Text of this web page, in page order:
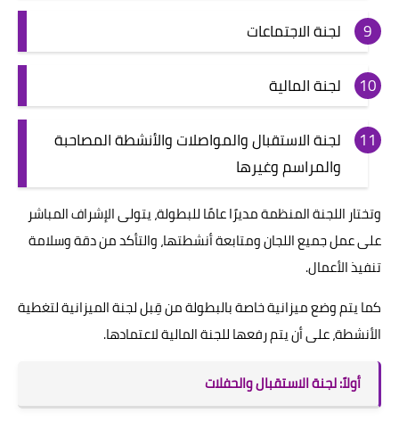
لجنة الاجتماعات
لجنة المالية
لجنة الاستقبال والمواصلات والأنشطة المصاحبة
والمراسم وغيرها
وتختار اللجنة المنظمة مديرًا عامًا للبطولة، يتولى الإشراف المباشر
على عمل جميع اللجان ومتابعة أنشطتها، والتأكد من دقة وسلامة
تنفيذ الأعمال.
كما يتم وضع ميزانية خاصة بالبطولة من قِبل لجنة الميزانية لتغطية
الأنشطة، على أن يتم رفعها للجنة المالية لاعتمادها.
أولاً: لجنة الاستقبال والحفلات